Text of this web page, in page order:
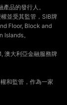
品的發行人。
並受其監管，SIB牌
Floor, Block and
。
澳大利亞金融服務牌
和監管，作為一家